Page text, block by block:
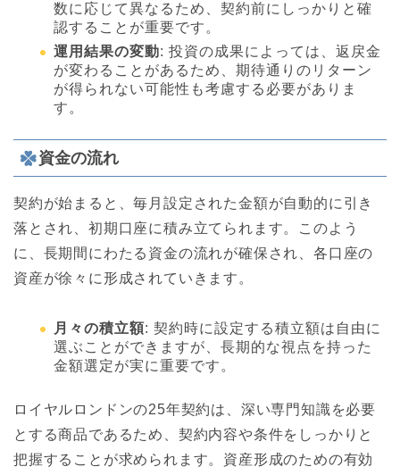
数に応じて異なるため、契約前にしっかりと確
認することが重要です。
運用結果の変動: 投資の成果によっては、返戻金
が変わることがあるため、期待通りのリターン
が得られない可能性も考慮する必要がありま
す。
資金の流れ
契約が始まると、毎月設定された金額が自動的に引き
落とされ、初期口座に積み立てられます。このよう
に、長期間にわたる資金の流れが確保され、各口座の
資産が徐々に形成されていきます。
月々の積立額: 契約時に設定する積立額は自由に
選ぶことができますが、長期的な視点を持った
金額選定が実に重要です。
ロイヤルロンドンの25年契約は、深い専門知識を必要
とする商品であるため、契約内容や条件をしっかりと
把握することが求められます。資産形成のための有効